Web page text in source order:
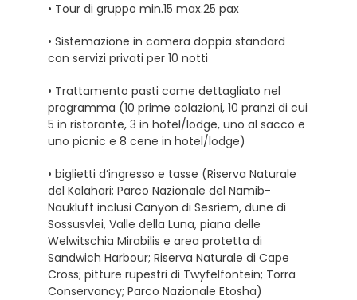
• Tour di gruppo min.15 max.25 pax
• Sistemazione in camera doppia standard
con servizi privati per 10 notti
• Trattamento pasti come dettagliato nel
programma (10 prime colazioni, 10 pranzi di cui
5 in ristorante, 3 in hotel/lodge, uno al sacco e
uno picnic e 8 cene in hotel/lodge)
• biglietti d’ingresso e tasse (Riserva Naturale
del Kalahari; Parco Nazionale del Namib-
Naukluft inclusi Canyon di Sesriem, dune di
Sossusvlei, Valle della Luna, piana delle
Welwitschia Mirabilis e area protetta di
Sandwich Harbour; Riserva Naturale di Cape
Cross; pitture rupestri di Twyfelfontein; Torra
Conservancy; Parco Nazionale Etosha)